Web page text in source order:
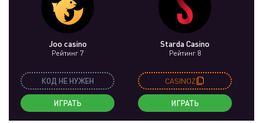
Joo casino
Рейтинг 7
КОД НЕ НУЖЕН
ИГРАТЬ
Starda Casino
Рейтинг 8
CASINOZ
ИГРАТЬ